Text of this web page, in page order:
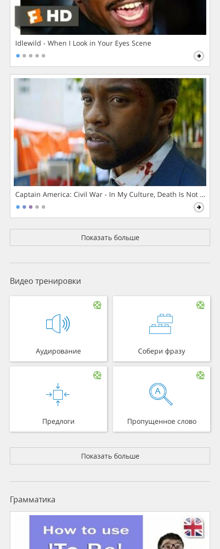
Idlewild - When I Look in Your Eyes Scene
Captain America: Civil War - In My Culture, Death Is Not The
Показать больше
Видео тренировки
Аудирование Собери фразу
Предлоги Пропущенное слово
Показать больше
Грамматика